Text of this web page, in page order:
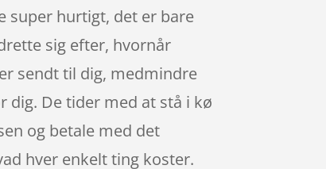
super hurtigt, det er bare
sig efter, hvornår
sendt til dig, medmindre
dig. De tider med at stå i kø
og betale med det
hver enkelt ting koster.